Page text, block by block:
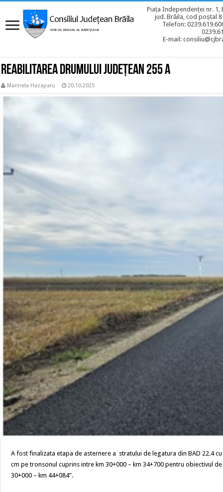
Piața Independenței nr. 1,
jud. Brăila, cod poștal
Telefon:
E-mail:
Reabilitarea drumului județean 255 A
Marinela Hazaparu 20.10.2025
A fost finalizata etapa de asternere a stratului de legatura din BAD 22.4
cm pe tronsonul cuprins intre km 30+000 – km 34+700 pentru obiectivul
30+000 – km 44+084”.